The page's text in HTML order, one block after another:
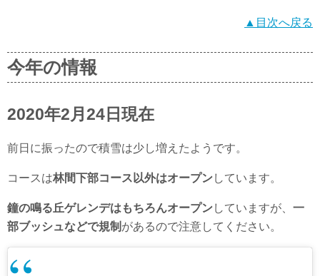
▲目次へ戻る
今年の情報
2020年2月24日現在
前日に振ったので積雪は少し増えたようです。
コースは林間下部コース以外はオープンしています。
鐘の鳴る丘ゲレンデはもちろんオープンしていますが、 一
部ブッシュなどで規制 があるので注意してください。